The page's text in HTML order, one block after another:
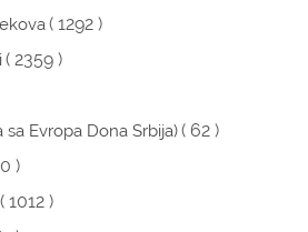
( 1292 )
( 2359 )
sa Evropa Dona Srbija)( 62 )
)
( 1012 )